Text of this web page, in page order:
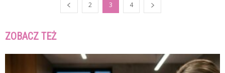
2 3 4
ZOBACZ TEŻ